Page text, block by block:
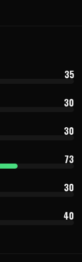
35
30
30
73
30
40